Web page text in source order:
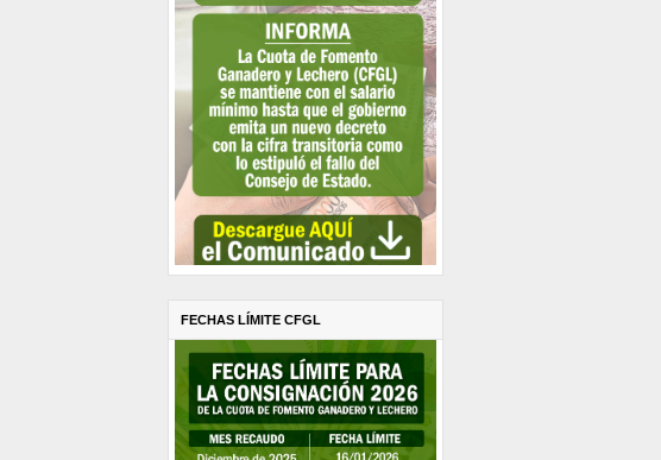
FECHAS LÍMITE CFGL